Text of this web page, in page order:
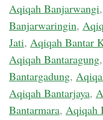
Aqiqah Banjarwangi,
Banjarwaringin,
Jati, Aqiqah Bantar
Aqiqah Bantaragung,
Bantargadung,
Aqiqah Bantarjaya,
Bantarmara, Aqiqah